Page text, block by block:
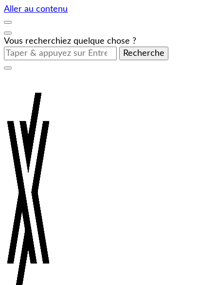
Aller au contenu
Vous recherchiez quelque chose ?